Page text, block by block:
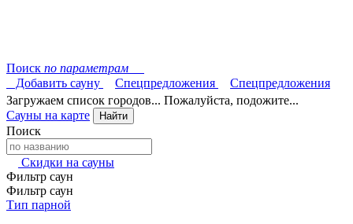
Поиск по параметрам
Добавить сауну
Спецпредложения
Спецпредложения
Загружаем список городов... Пожалуйста, подожите...
Сауны на карте
Найти
Поиск
Скидки на сауны
Фильтр саун
Фильтр саун
Тип парной